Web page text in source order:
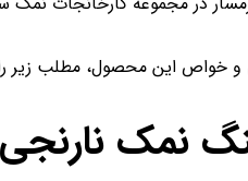
خواص این محصول، مطلب زیر را
نمک نارنجی